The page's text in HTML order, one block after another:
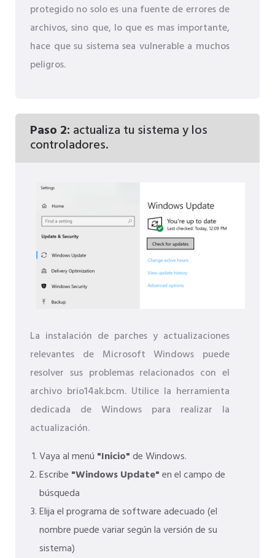
protegido no solo es una fuente de errores de
archivos, sino que, lo que es mas importante,
hace que su sistema sea vulnerable a muchos
peligros.
Paso 2: actualiza tu sistema y los
controladores.
La instalación de parches y actualizaciones
relevantes de Microsoft Windows puede
resolver sus problemas relacionados con el
archivo brio14ak.bcm. Utilice la herramienta
dedicada de Windows para realizar la
actualización.
Vaya al menú "Inicio"de Windows.
Escribe "Windows Update"en el campo de
búsqueda
Elija el programa de software adecuado (el
nombre puede variar según la versión de su
sistema)